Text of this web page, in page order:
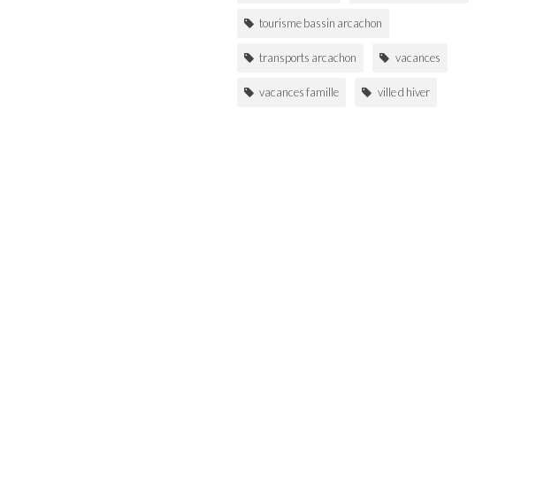
tourisme bassin arcachon
transports arcachon vacances
vacances famille ville d hiver